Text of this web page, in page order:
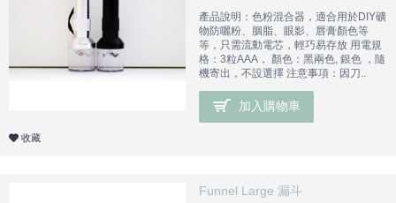
產品說明：色粉混合器，適合用於DIY礦
物防曬粉、胭脂、眼影、唇膏顏色等
等，只需流動電芯，輕巧易存放 用電規
格：3粒AAA， 顏色：黑兩色, 銀色 ，隨
機寄出，不設選擇 注意事項：因刀..
加入購物車
收藏
Funnel Large 漏斗